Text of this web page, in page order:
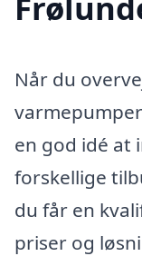
Når du
en god idé at
forskellige
du får en
priser og